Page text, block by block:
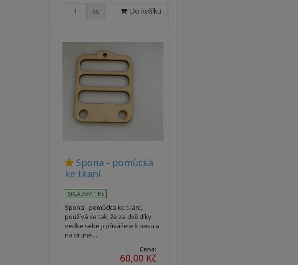
ks Do košíku
Spona - pomůcka
ke tkaní
SKLADEM 1 KS
Spona - pomůcka ke tkaní,
používá se tak, že za dvě díky
vedke sebe ji přivážete k pasu a
na druhé…
Cena:
60,00 Kč